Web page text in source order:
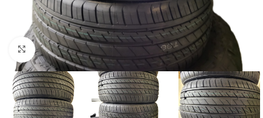
Zum Vergrößern klicken